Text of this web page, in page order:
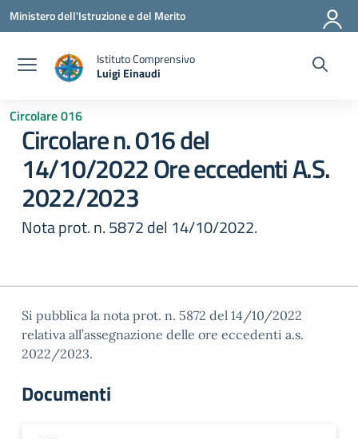
Vai ai contenuti
Vai al menu di navigazione
Vai al footer
Ministero dell'Istruzione e del Merito
Istituto Comprensivo
Luigi Einaudi
— Visita la pagina iniziale della scuola
Circolare 016
Circolare n. 016 del
14/10/2022 Ore eccedenti A.S.
2022/2023
Nota prot. n. 5872 del 14/10/2022.
Si pubblica la nota prot. n. 5872 del 14/10/2022
relativa all’assegnazione delle ore eccedenti a.s.
2022/2023.
Documenti